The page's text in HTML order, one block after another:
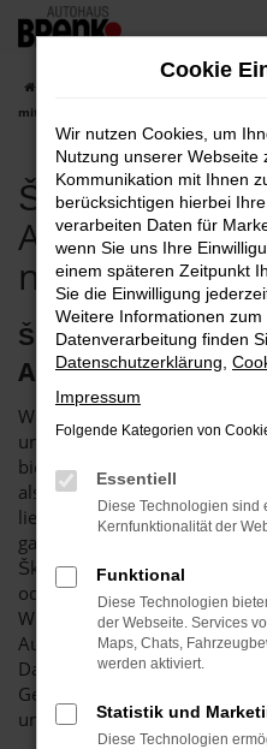
Zum
springen
mit Lieferservice nach Bruchsal
Škoda
Angebote mit
nach Bruchsal
Škoda Karoq in
Autohaus Brenk
Wenn Sie einen Škoda
unterwegs zu sein, sollten wir
bieten Ihnen dieses rundum
als Neuwagen als auch als
lieber in ein gut
ganz sicher bei unserem breit
Škoda Karoq
oder ihre Kosten. Wir lassen
Wunsch auch zu einer
Autohaus Brenk steht für
Darüber hinaus sichern wir
Gebrauchtwagenbereich eine
unserer Fahrzeuge zu.
Cookie
Wir nutzen Cookies, um
Nutzung unserer
Kommunikation mit Ihnen
berücksichtigen hierbei
verarbeiten Daten für
wenn Sie uns Ihre
einem späteren Zeitpunkt
Sie die Einwilligung
Weitere Informationen
Datenverarbeitung finden
Datenschutzerklärung
Impressum
Folgende Kategorien von
Essentiell
Diese Technologien sind
Kernfunktionalität der
Funktional
Diese Technologien
der Webseite. Services
Maps, Chats,
werden aktiviert.
Statistik und
Diese Technologien